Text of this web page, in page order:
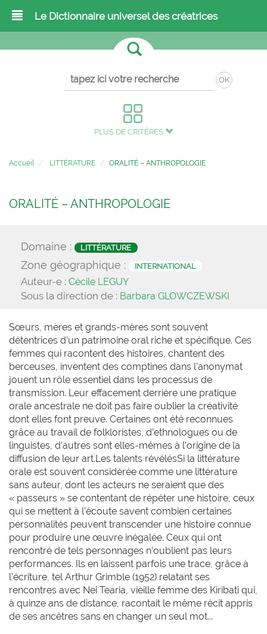
Le Dictionnaire universel des créatrices
OK
PLUS DE CRITÈRES
Accueil LITTÉRATURE ORALITÉ – ANTHROPOLOGIE
ORALITÉ – ANTHROPOLOGIE
Domaine : LITTÉRATURE
Zone géographique : INTERNATIONAL
Auteur-e : Cécile LEGUY
Sous la direction de : Barbara GLOWCZEWSKI
Sœurs, mères et grands-mères sont souvent
détentrices d’un patrimoine oral riche et spécifique. Ces
femmes qui racontent des histoires, chantent des
berceuses, inventent des comptines dans l’anonymat
jouent un rôle essentiel dans les processus de
transmission. Leur effacement derrière une pratique
orale ancestrale ne doit pas faire oublier la créativité
dont elles font preuve. Certaines ont été reconnues
grâce au travail de folkloristes, d’ethnologues ou de
linguistes, d’autres sont elles-mêmes à l’origine de la
diffusion de leur art.Les talents révélésSi la littérature
orale est souvent considérée comme une littérature
sans auteur, dont les acteurs ne seraient que des
« passeurs » se contentant de répéter une histoire, ceux
qui se mettent à l’écoute savent combien certaines
personnalités peuvent transcender une histoire connue
pour produire une œuvre inégalée. Ceux qui ont
rencontré de tels personnages n’oublient pas leurs
performances. Ils en laissent parfois une trace, grâce à
l’écriture, tel Arthur Grimble (1952) relatant ses
rencontres avec Nei Tearia, vieille femme des Kiribati qui,
à quinze ans de distance, racontait le même récit appris
de ses ancêtres sans en changer un seul mot...